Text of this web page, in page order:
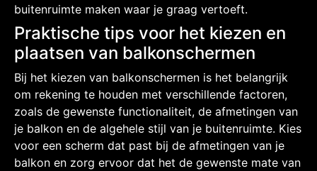
buitenruimte maken waar je graag vertoeft.
Praktische tips voor het kiezen en
plaatsen van balkonschermen
Bij het kiezen van balkonschermen is het belangrijk
om rekening te houden met verschillende factoren,
zoals de gewenste functionaliteit, de afmetingen van
je balkon en de algehele stijl van je buitenruimte. Kies
voor een scherm dat past bij de afmetingen van je
balkon en zorg ervoor dat het de gewenste mate van